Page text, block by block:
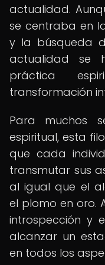
actualidad.
se centraba en
y la búsqueda
actualidad se
práctica
transformación
Para muchos
espiritual, esta
que cada
transmutar sus
al igual que el
el plomo en oro.
introspección y
alcanzar un
en todos los